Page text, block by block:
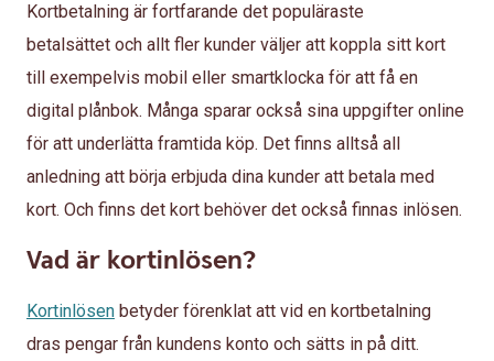
Kortbetalning är fortfarande det populäraste
betalsättet och allt fler kunder väljer att koppla sitt kort
till exempelvis mobil eller smartklocka för att få en
digital plånbok. Många sparar också sina uppgifter online
för att underlätta framtida köp. Det finns alltså all
anledning att börja erbjuda dina kunder att betala med
kort. Och finns det kort behöver det också finnas inlösen.
Vad är kortinlösen?
Kortinlösen betyder förenklat att vid en kortbetalning
dras pengar från kundens konto och sätts in på ditt.